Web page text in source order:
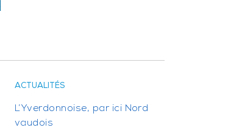
ACTUALITÉS
L’Yverdonnoise, par ici Nord
vaudois